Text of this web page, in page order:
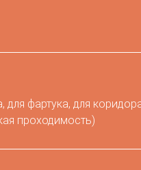
для фартука, для
проходимость)